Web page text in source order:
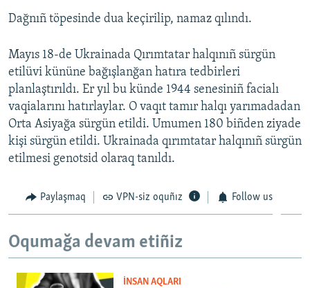
RFE/RS bütün saytları
Dağnıñ töpesinde dua keçirilip, namaz qılındı.
Mayıs 18-de Ukrainada Qırımtatar halqınıñ sürgün
etilüvi kününe bağışlanğan hatıra tedbirleri
planlaştırıldı. Er yıl bu künde 1944 senesiniñ facialı
vaqialarını hatırlaylar. O vaqıt tamır halqı yarımadadan
Orta Asiyağa sürgün etildi. Umumen 180 biñden ziyade
kişi sürgün etildi. Ukrainada qırımtatar halqınıñ sürgün
etilmesi genotsid olaraq tanıldı.
Paylaşmaq VPN-siz oquñız Follow us
Oqumağa devam etiñiz
İNSAN AQLARI